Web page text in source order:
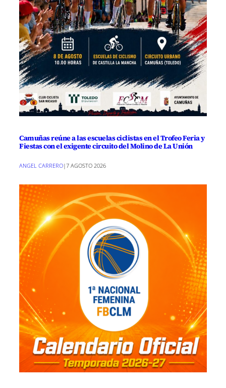
Camuñas reúne a las escuelas ciclistas en el Trofeo Feria y
Fiestas con el exigente circuito del Molino de La Unión
ANGEL CARRERO|7 AGOSTO 2026